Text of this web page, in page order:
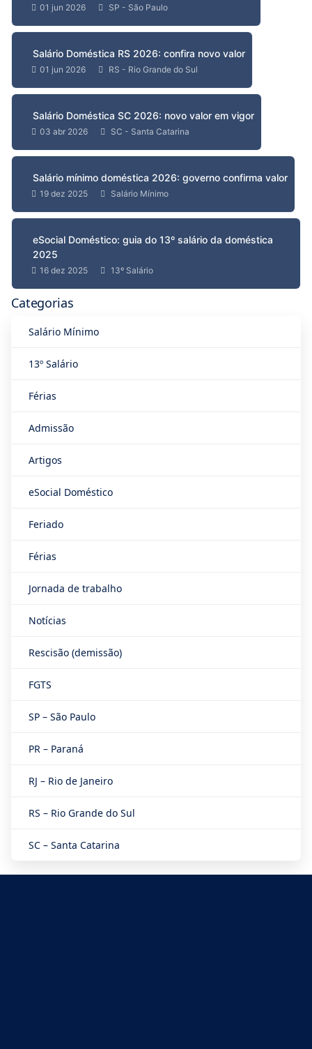
01 jun 2026 SP - São Paulo
Salário Doméstica RS 2026: confira novo valor
01 jun 2026 RS - Rio Grande do Sul
Salário Doméstica SC 2026: novo valor em vigor
03 abr 2026 SC - Santa Catarina
Salário mínimo doméstica 2026: governo confirma valor
19 dez 2025 Salário Mínimo
eSocial Doméstico: guia do 13º salário da doméstica
2025
16 dez 2025 13º Salário
Categorias
Salário Mínimo
13º Salário
Férias
Admissão
Artigos
eSocial Doméstico
Feriado
Férias
Jornada de trabalho
Notícias
Rescisão (demissão)
FGTS
SP – São Paulo
PR – Paraná
RJ – Rio de Janeiro
RS – Rio Grande do Sul
SC – Santa Catarina